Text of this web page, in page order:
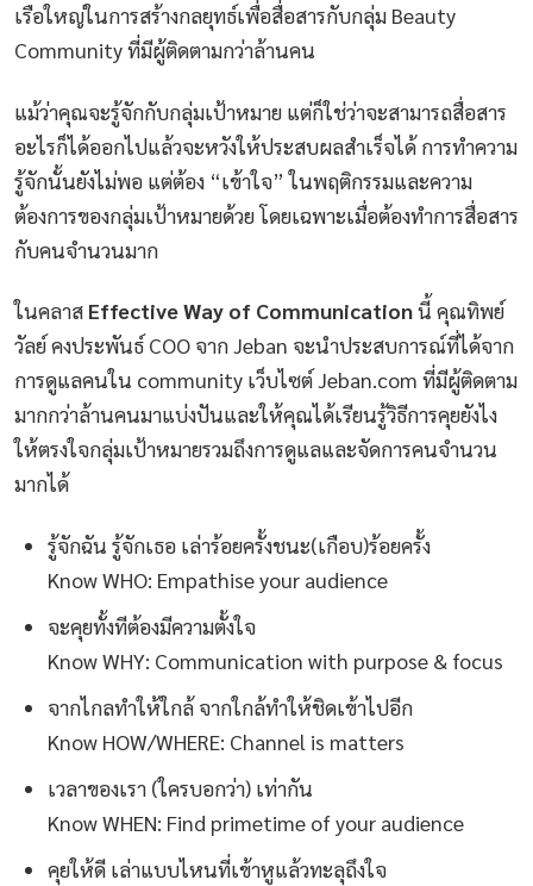
เรือใหญ่ในการสร้างกลยุทธ์เพื่อสื่อสารกับกลุ่ม Beauty
Community ที่มีผู้ติดตามกว่าล้านคน
แม้ว่าคุณจะรู้จักกับกลุ่มเป้าหมาย แต่ก็ใช่ว่าจะสามารถสื่อสาร
อะไรก็ได้ออกไปแล้วจะหวังให้ประสบผลสำเร็จได้ การทำความ
รู้จักนั้นยังไม่พอ แต่ต้อง “เข้าใจ” ในพฤติกรรมและความ
ต้องการของกลุ่มเป้าหมายด้วย โดยเฉพาะเมื่อต้องทำการสื่อสาร
กับคนจำนวนมาก
ในคลาส Effective Way of Communicationนี้ คุณทิพย์
วัลย์ คงประพันธ์ COO จาก Jeban จะนำประสบการณ์ที่ได้จาก
การดูแลคนใน community เว็บไซต์ Jeban.com ที่มีผู้ติดตาม
มากกว่าล้านคนมาแบ่งปันและให้คุณได้เรียนรู้วิธีการคุยยังไง
ให้ตรงใจกลุ่มเป้าหมายรวมถึงการดูแลและจัดการคนจำนวน
มากได้
รู้จักฉัน รู้จักเธอ เล่าร้อยครั้งชนะ(เกือบ)ร้อยครั้ง
Know WHO: Empathise your audience
จะคุยทั้งทีต้องมีความตั้งใจ
Know WHY: Communication with purpose & focus
จากไกลทำให้ใกล้ จากใกล้ทำให้ชิดเข้าไปอีก
Know HOW/WHERE: Channel is matters
เวลาของเรา (ใครบอกว่า) เท่ากัน
Know WHEN: Find primetime of your audience
คุยให้ดี เล่าแบบไหนที่เข้าหูแล้วทะลุถึงใจ